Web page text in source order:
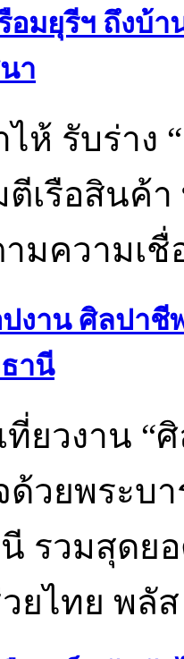
อมยุรีฯ ถึงบ้
า
ห้ รับร่าง
ตีเรือสินค้
ามความเ
งาน ศิลปาชี
านี
ยวงาน “
ด้วยพระบ
รวมสุดย
ยไทย พลัส